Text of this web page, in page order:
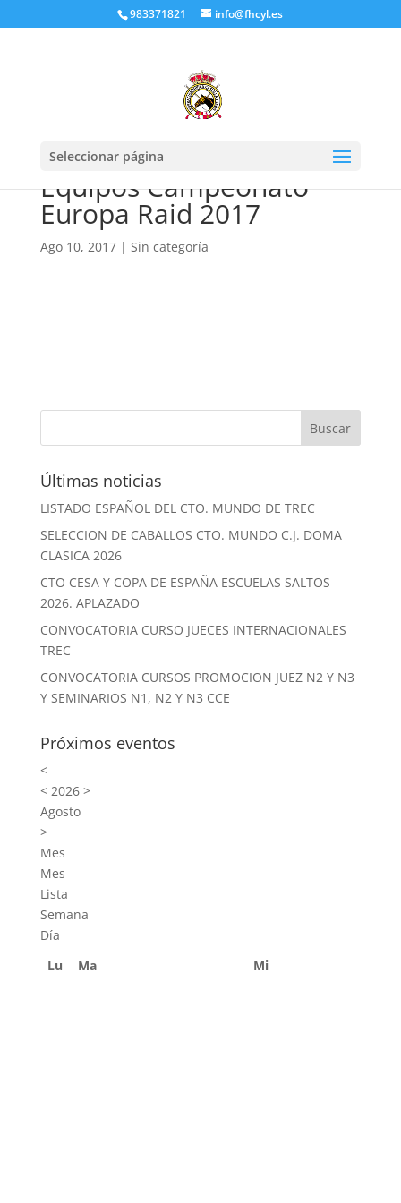
983371821 info@fhcyl.es
Seleccionar página
Equipos Campeonato
Europa Raid 2017
Ago 10, 2017| Sin categoría
Últimas noticias
LISTADO ESPAÑOL DEL CTO. MUNDO DE TREC
SELECCION DE CABALLOS CTO. MUNDO C.J. DOMA
CLASICA 2026
CTO CESA Y COPA DE ESPAÑA ESCUELAS SALTOS
2026. APLAZADO
CONVOCATORIA CURSO JUECES INTERNACIONALES
TREC
CONVOCATORIA CURSOS PROMOCION JUEZ N2 Y N3
Y SEMINARIOS N1, N2 Y N3 CCE
Próximos eventos
<
<2026 >
Agosto
>
Mes
Mes
Lista
Semana
Día
Lu
Ma Mi